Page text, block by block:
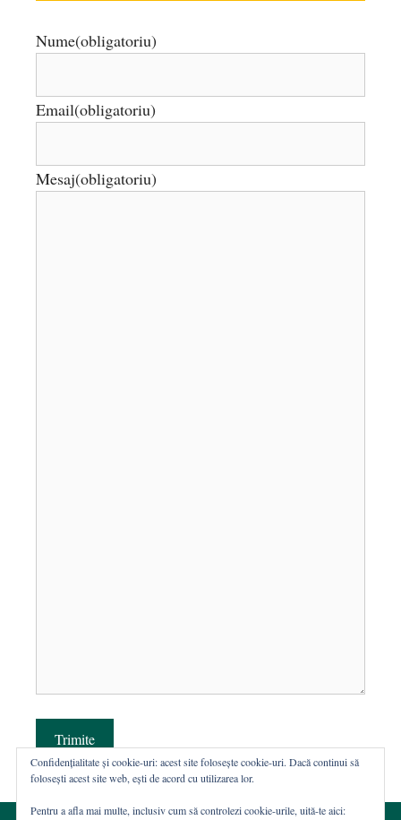
Nume(obligatoriu)
Email(obligatoriu)
Mesaj(obligatoriu)
Trimite
Confidențialitate și cookie-uri: acest site folosește cookie-uri. Dacă continui să
folosești acest site web, ești de acord cu utilizarea lor.
Pentru a afla mai multe, inclusiv cum să controlezi cookie-urile, uită-te aici: